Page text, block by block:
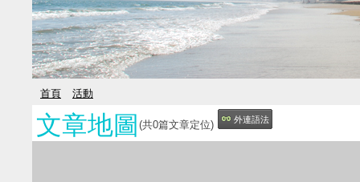
首頁 活動
文章地圖 (共0篇文章定位) 外連語法